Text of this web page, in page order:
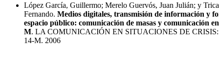
López García, Guillermo; Merelo Guervós, Juan Julián; y
Fernando. Medios digitales, transmisión de información y
espacio público: comunicación de masas y comunicación
M. LA COMUNICACIÓN EN SITUACIONES DE
14-M. 2006